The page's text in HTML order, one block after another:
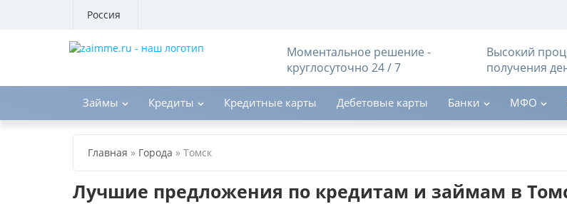
Россия
Моментальное решение -
круглосуточно 24 / 7
Высокий
получения
Займы Кредиты Кредитные карты Дебетовые карты Банки МФО
Главная » Города » Томск
Лучшие предложения по кредитам и займам в